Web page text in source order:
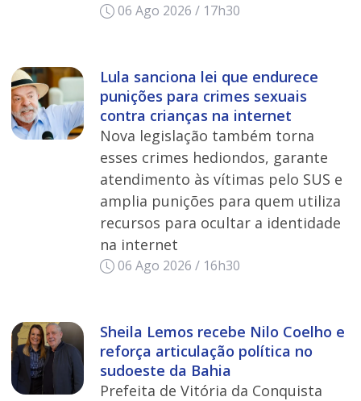
06 Ago 2026 / 17h30
Lula sanciona lei que endurece
punições para crimes sexuais
contra crianças na internet
Nova legislação também torna
esses crimes hediondos, garante
atendimento às vítimas pelo SUS e
amplia punições para quem utiliza
recursos para ocultar a identidade
na internet
06 Ago 2026 / 16h30
Sheila Lemos recebe Nilo Coelho e
reforça articulação política no
sudoeste da Bahia
Prefeita de Vitória da Conquista